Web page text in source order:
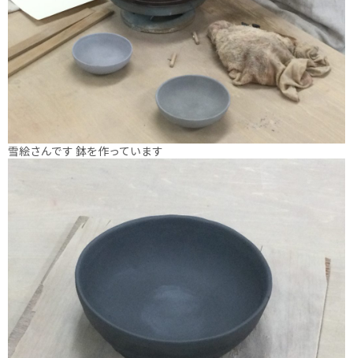
雪絵さんです 鉢を作っています